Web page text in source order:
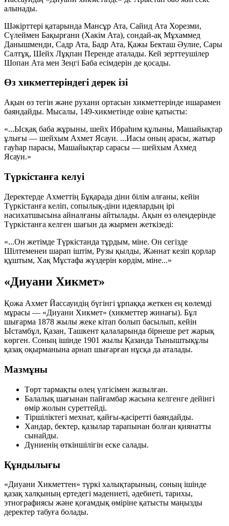
алынады.
Шәкірттері қатарында Мансұр Ата, Сайид Ата Хорезми,
Сүлеймен Бақырғани (Хакім Ата), сондай-ақ Мұхаммед
Данышменди, Садр Ата, Бадр Ата, Қажы Бекташ Әулие, Сары
Салтұқ, Шейх Лұқпан Перенде аталады. Кей зерттеушілер
Шопан Ата мен Зеңгі Баба есімдерін де қосады.
Өз хикметтеріндегі дерек ізі
Ақын өз тегін және рухани ортасын хикметтерінде ишарамен
баяндайды. Мысалы, 149-хикметінде өзіне қатысты:
«...Ысқақ баба жұрыны, шейх Ибраһим құлыны, Машайықтар
ұлығы — шейхым Ахмет Ясауи. ...Иасы оның арасы, жатыр
гауһар парасы, Машайықтар сарасы — шейхым Ахмед
Ясауи.»
Түркістанға келуі
Деректерде Ахметтің Бұқарада діни білім алғаны, кейін
Түркістанға келіп, сопылық-діни идеялардың ірі
насихатшысына айналғаны айтылады. Ақын өз өлеңдерінде
Түркістанға келген шағын да жырмен жеткізеді:
«...Он жетімде Түркістанда тұрдым, міне. Он сегізде
Шілтеменеи шарап іштім, Рузы қылды, Жәннат кезіп қорлар
құштым, Хақ Мұстафа жүздерін көрдім, міне...»
«Диуани Хикмет»
Қожа Ахмет Йассауидің бүгінгі ұрпаққа жеткен ең көлемді
мұрасы — «Диуани Хикмет» (хикметтер жинағы). Бұл
шығарма 1878 жылы жеке кітап болып басылып, кейін
Ыстамбұл, Қазан, Ташкент қалаларында бірнеше рет жарық
көрген. Соның ішінде 1901 жылы Қазанда Тыныштықұлы
қазақ оқырманына арнап шығарған нұсқа да аталады.
Мазмұны
Төрт тармақты өлең үлгісімен жазылған.
Балалық шағынан пайғамбар жасына келгенге дейінгі
өмір жолын суреттейді.
Тіршіліктегі мехнат, қайғы-қасіретті баяндайды.
Хандар, бектер, қазылар тарапынан болған қиянатты
сынайды.
Дүниенің өткіншілігін еске салады.
Құндылығы
«Диуани Хикметтен» түркі халықтарының, соның ішінде
қазақ халқының ертедегі мәдениеті, әдебиеті, тарихы,
этнографиясы және қоғамдық өміріне қатысты маңызды
деректер табуға болады.